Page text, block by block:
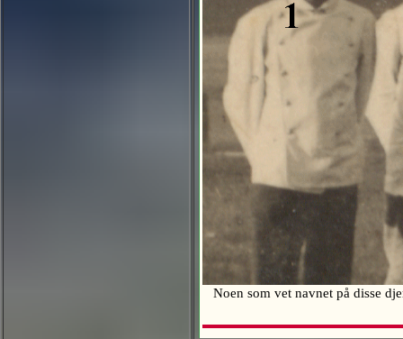
Noen som vet navnet på disse